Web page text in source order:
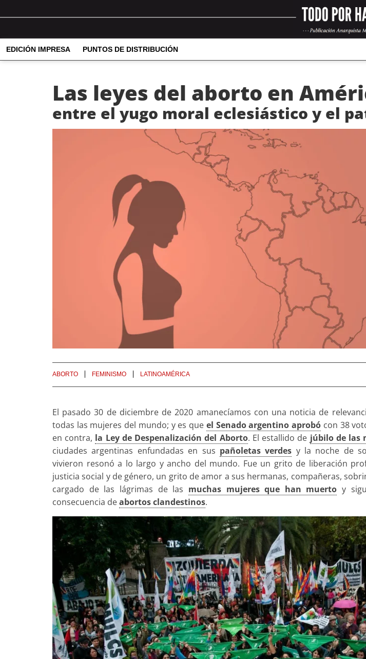
EDICIÓN IMPRESA PUNTOS DE DISTRIBUCIÓN
Las leyes del aborto en
entre el yugo moral eclesiástico y el
ABORTO FEMINISMO LATINOAMÉRICA
El pasado 30 de diciembre de 2020 amanecíamos con una noticia de
todas las mujeres del mundo; y es que el Senado argentino aprobó con 38
en contra, la Ley de Despenalización del Aborto. El estallido de júbilo de las
ciudades argentinas enfundadas en sus pañoletas verdes y la noche de
vivieron resonó a lo largo y ancho del mundo. Fue un grito de liberación
justicia social y de género, un grito de amor a sus hermanas, compañeras,
cargado de las lágrimas de las muchas mujeres que han muerto y
consecuencia deabortos clandestinos.